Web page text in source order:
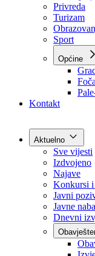
O kantonu
Simboli
Historija
Privreda
Turizam
Sport
Općine
Kontakt
Aktuelno
Sve vijesti
Izdvojeno
Najave
Konkursi i
Javni
Javne
Dnevni